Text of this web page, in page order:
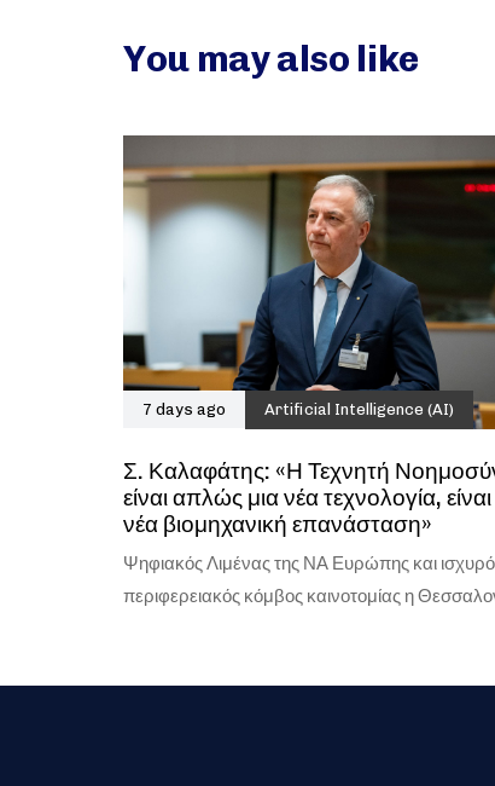
You may also like
7 days ago Artificial Intelligence (AI)
Σ. Καλαφάτης: «Η Τεχνητή
είναι απλώς μια νέα τεχνολογία,
νέα βιομηχανική επανάσταση»
Ψηφιακός Λιμένας της ΝΑ Ευρώπης και
περιφερειακός κόμβος καινοτομίας η